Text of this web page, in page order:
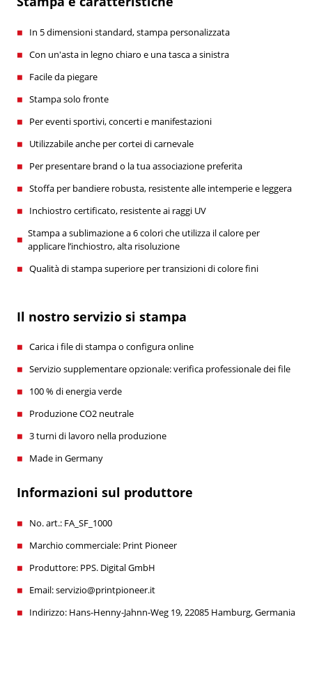
In 5 dimensioni standard, stampa personalizzata
Con un'asta in legno chiaro e una tasca a sinistra
Facile da piegare
Stampa solo fronte
Per eventi sportivi, concerti e manifestazioni
Utilizzabile anche per cortei di carnevale
Per presentare brand o la tua associazione preferita
Stoffa per bandiere robusta, resistente alle intemperie e leggera
Inchiostro certificato, resistente ai raggi UV
Stampa a sublimazione a 6 colori che utilizza il calore per
applicare l’inchiostro, alta risoluzione
Qualità di stampa superiore per transizioni di colore fini
Il nostro servizio si stampa
Carica i file di stampa o configura online
Servizio supplementare opzionale: verifica professionale dei file
100 % di energia verde
Produzione CO2 neutrale
3 turni di lavoro nella produzione
Made in Germany
Informazioni sul produttore
No. art.: FA_SF_1000
Marchio commerciale: Print Pioneer
Produttore: PPS. Digital GmbH
Email: servizio@printpioneer.it
Indirizzo: Hans-Henny-Jahnn-Weg 19, 22085 Hamburg, Germania